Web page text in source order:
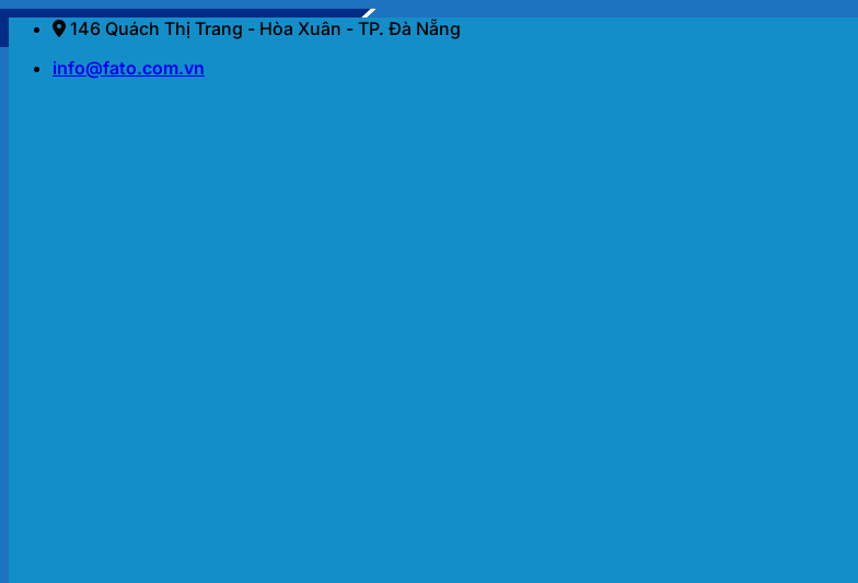
qua
146 Quách Thị Trang - Hòa Xuân - TP. Đà Nẵng
info@fato.com.vn